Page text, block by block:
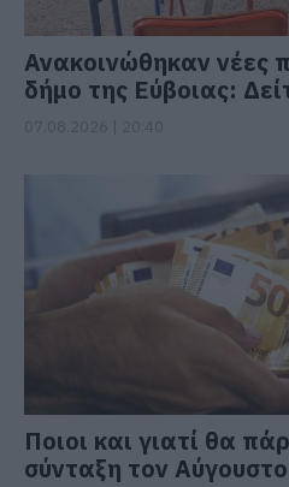
Ανακοινώθηκαν νέες
δήμο της Εύβοιας:
Ποιοι και γιατί θα
σύνταξη τον Αύγουστο